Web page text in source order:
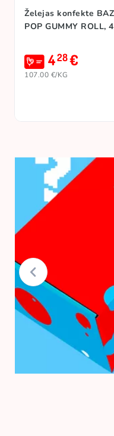
Želejas konfekte
POP GUMMY ROLL,
428€
107.00 €/KG